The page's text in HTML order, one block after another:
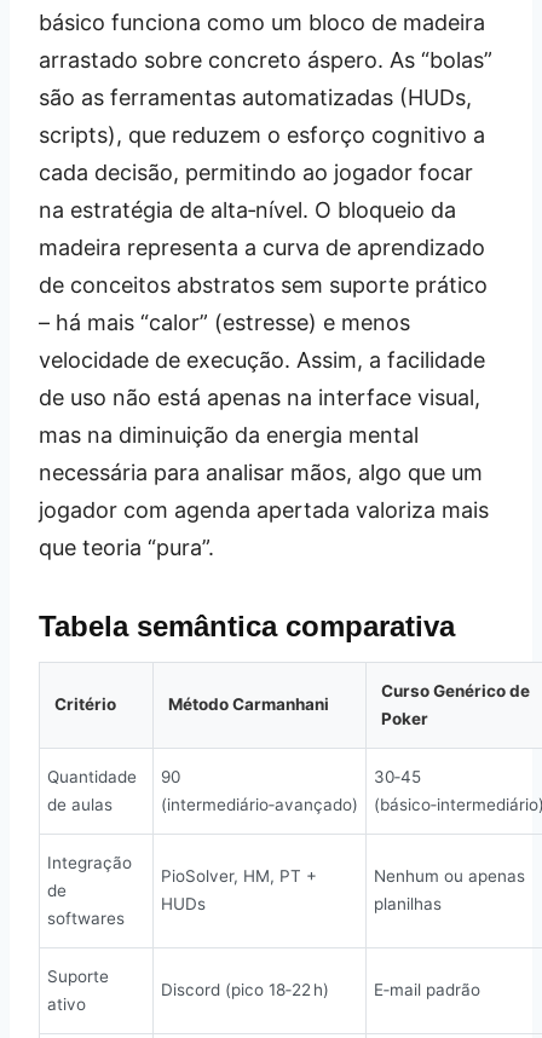
básico funciona como um bloco de madeira
arrastado sobre concreto áspero. As “bolas”
são as ferramentas automatizadas (HUDs,
scripts), que reduzem o esforço cognitivo a
cada decisão, permitindo ao jogador focar
na estratégia de alta‑nível. O bloqueio da
madeira representa a curva de aprendizado
de conceitos abstratos sem suporte prático
– há mais “calor” (estresse) e menos
velocidade de execução. Assim, a facilidade
de uso não está apenas na interface visual,
mas na diminuição da energia mental
necessária para analisar mãos, algo que um
jogador com agenda apertada valoriza mais
que teoria “pura”.
Tabela semântica comparativa
Critério Método Carmanhani
Curso Genérico de
Poker
Quantidade
de aulas
90
(intermediário‑avançado)
30‑45
Integração
de
softwares
PioSolver, HM, PT +
HUDs
Nenhum ou apenas
planilhas
Suporte
ativo
Discord (pico 18‑22 h) E‑mail padrão